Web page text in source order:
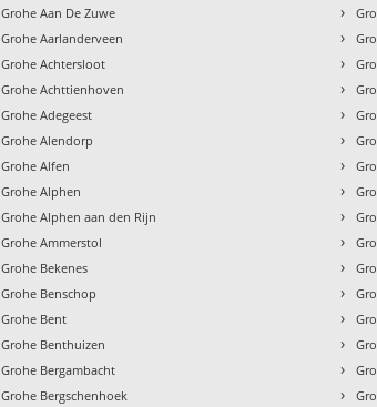
Grohe Aan De Zuwe
Grohe Aarlanderveen
Grohe Achtersloot
Grohe Achttienhoven
Grohe Adegeest
Grohe Alendorp
Grohe Alfen
Grohe Alphen
Grohe Alphen aan den Rijn
Grohe Ammerstol
Grohe Bekenes
Grohe Benschop
Grohe Bent
Grohe Benthuizen
Grohe Bergambacht
Grohe Bergschenhoek
›
›
›
›
›
›
›
›
›
›
›
›
›
›
›
›